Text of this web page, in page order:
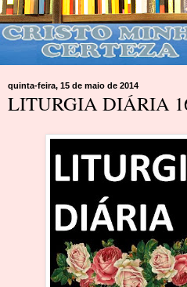
quinta-feira, 15 de maio de 2014
LITURGIA DIÁRIA